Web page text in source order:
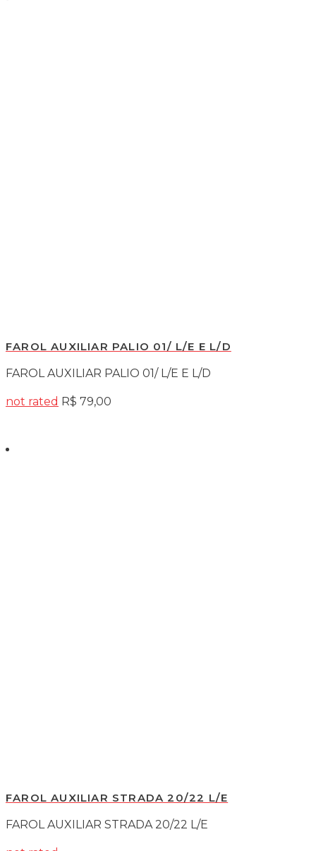
FAROL AUXILIAR PALIO 01/ L/E E L/D
FAROL AUXILIAR PALIO 01/ L/E E L/D
not rated R$ 79,00
FAROL AUXILIAR STRADA 20/22 L/E
FAROL AUXILIAR STRADA 20/22 L/E